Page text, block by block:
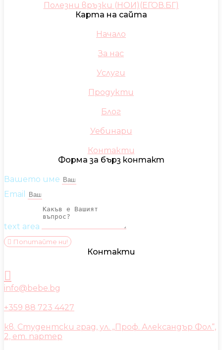
Полезни връзки (НОИ)(ЕГОВ.БГ)
Карта на сайта
Начало
За нас
Услуги
Продукти
Блог
Уебинари
Контакти
Форма за бърз контакт
Вашето име
Email
text area
Попитайте ни!
Контакти
info@bebe.bg
+359 88 723 4427
кв. Студентски град, ул. „Проф. Александър Фол“,
2, ет. партер